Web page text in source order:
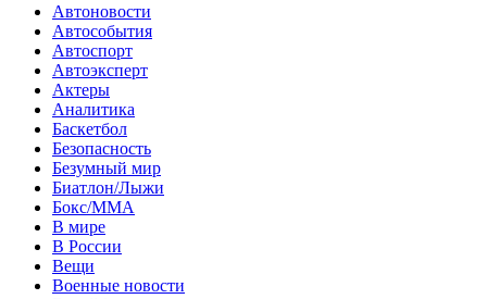
Автоновости
Автособытия
Автоспорт
Автоэксперт
Актеры
Аналитика
Баскетбол
Безопасность
Безумный мир
Биатлон/Лыжи
Бокс/MMA
В мире
В России
Вещи
Военные новости